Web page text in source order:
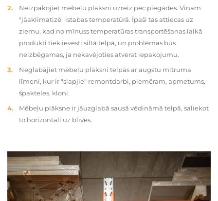
Neizpakojiet mēbeļu plāksni uzreiz pēc piegādes. Viņam
"jāaklimatizē" istabas temperatūrā. Īpaši tas attiecas uz
ziemu, kad no mīnuss temperatūras transportēšanas laikā
produkti tiek ievesti siltā telpā, un problēmas būs
neizbēgamas, ja nekavējoties atverat iepakojumu.
Neglabājiet mēbeļu plāksni telpās ar augstu mitruma
līmeni, kur ir "slapjie" remontdarbi, piemēram, apmetums,
špakteles, kloni.
Mēbeļu plāksne ir jāuzglabā sausā vēdināmā telpā, saliekot
to horizontāli uz blīves.